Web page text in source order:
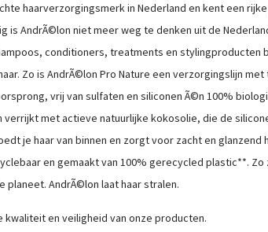
haarverzorgingsmerk in Nederland en kent een
is AndrÃ©lon niet meer weg te denken uit de
conditioners, treatments en stylingproducten
Zo is AndrÃ©lon Pro Nature een verzorgingslijn met
vrij van sulfaten en siliconen Ã©n 100%
verrijkt met actieve natuurlijke kokosolie, die de
je haar van binnen en zorgt voor zacht en glanzend
en gemaakt van 100% gerecycled plastic**.
planeet. AndrÃ©lon laat haar stralen.
en veiligheid van onze producten.